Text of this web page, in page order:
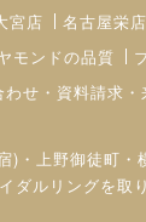
宮店 名古屋栄店
モンドの品質
わせ・資料請求・
上野御徒町
ルリングを取